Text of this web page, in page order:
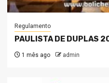
Regulamento
PAULISTA DE DUPLAS
1 mês ago admin